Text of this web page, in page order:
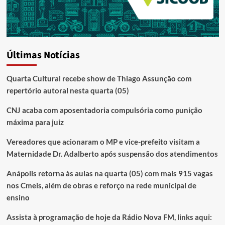
Últimas Notícias
Quarta Cultural recebe show de Thiago Assunção com
repertório autoral nesta quarta (05)
CNJ acaba com aposentadoria compulsória como punição
máxima para juiz
Vereadores que acionaram o MP e vice-prefeito visitam a
Maternidade Dr. Adalberto após suspensão dos atendimentos
Anápolis retorna às aulas na quarta (05) com mais 915 vagas
nos Cmeis, além de obras e reforço na rede municipal de
ensino
Assista à programação de hoje da Rádio Nova FM, links aqui: